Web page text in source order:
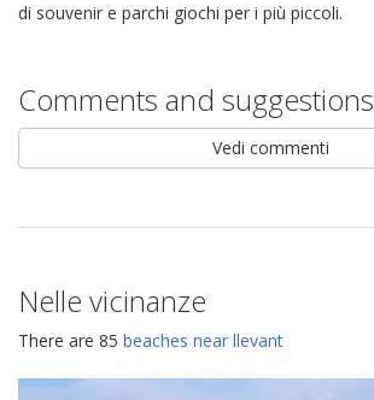
di souvenir e parchi giochi per i più piccoli.
Comments and suggestions
Vedi commenti
Nelle vicinanze
There are 85 beaches near llevant